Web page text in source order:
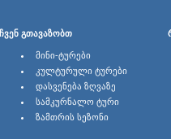
ᲩᲕᲔᲜ ᲒᲗᲐᲕᲐᲖᲝᲑᲗ
ᲛᲘᲜᲘ-ᲢᲣᲠᲔᲑᲘ
ᲙᲣᲚᲢᲣᲠᲣᲚᲘ ᲢᲣᲠᲔᲑᲘ
ᲓᲐᲡᲕᲔᲜᲔᲑᲐ ᲖᲦᲕᲐᲖᲔ
ᲡᲐᲛᲙᲣᲠᲜᲐᲚᲝ ᲢᲣᲠᲘ
ᲖᲐᲛᲗᲠᲘᲡ ᲡᲔᲖᲝᲜᲘ